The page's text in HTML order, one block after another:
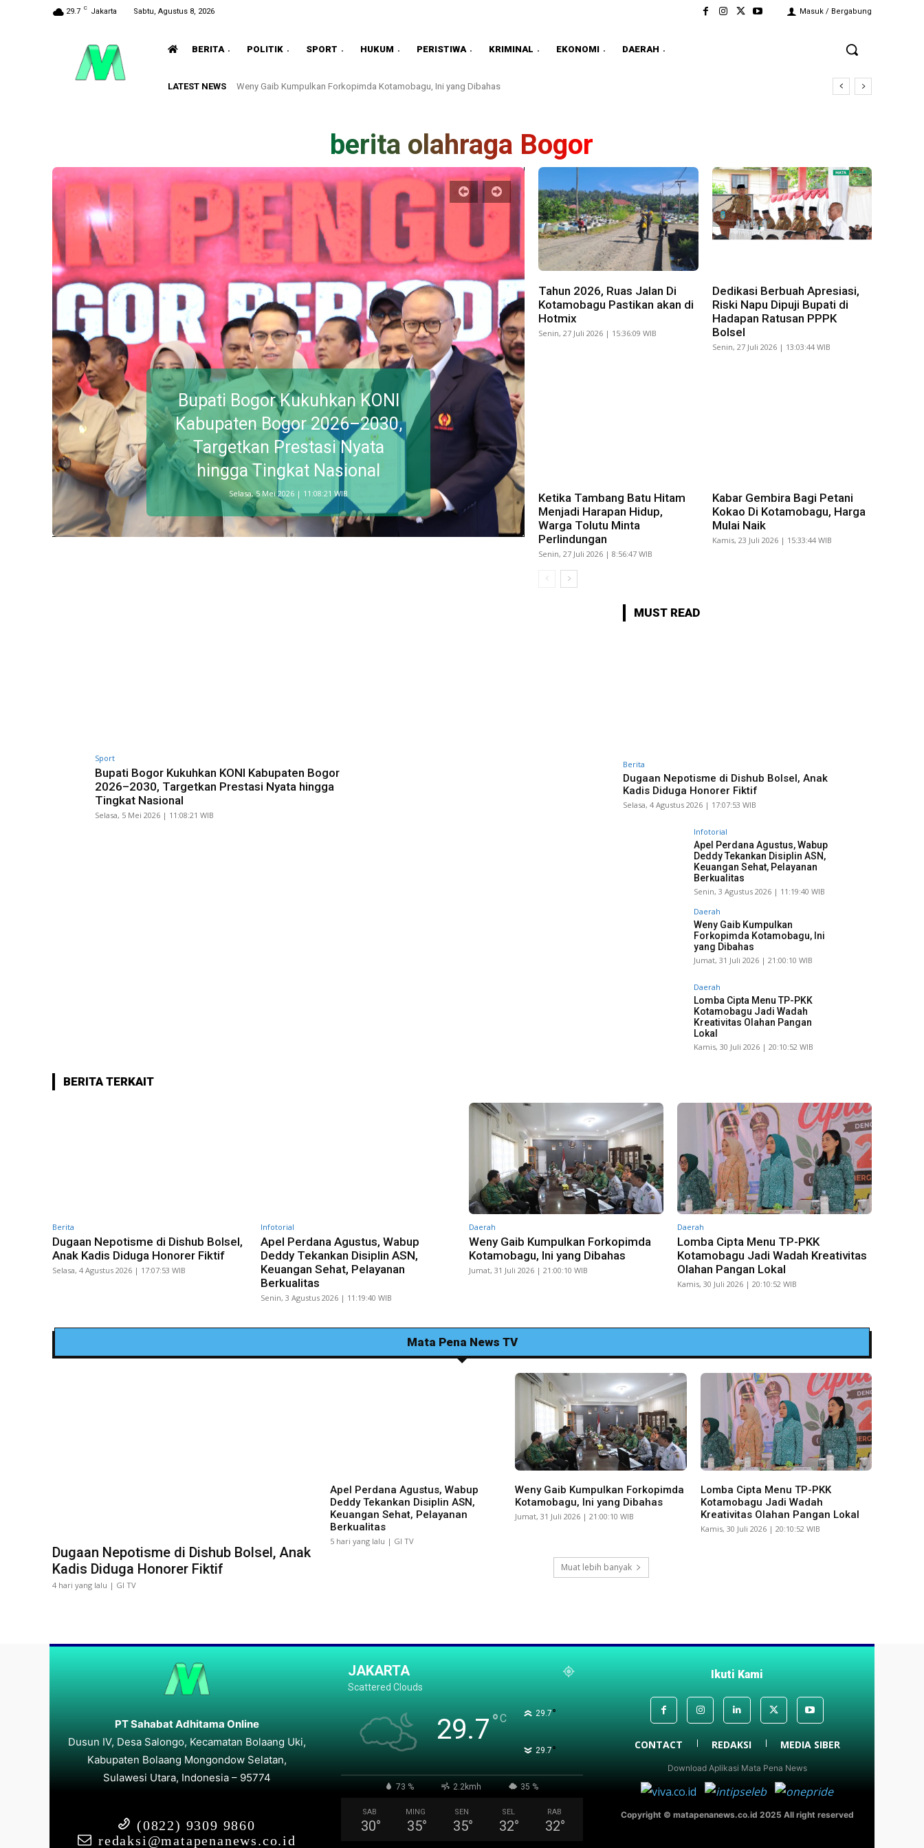
29.7 C Jakarta Sabtu, Agustus 8, 2026 Masuk / Bergabung
BERITA POLITIK SPORT HUKUM PERISTIWA KRIMINAL EKONOMI DAERAH
LATEST NEWS Weny Gaib Kumpulkan Forkopimda Kotamobagu, Ini yang Dibahas
berita olahraga Bogor
Bupati Bogor Kukuhkan KONI
Kabupaten Bogor 2026–2030,
Targetkan Prestasi Nyata
hingga Tingkat Nasional
Selasa, 5 Mei 2026 | 11:08:21 WIB
Tahun 2026, Ruas Jalan Di
Kotamobagu Pastikan akan di
Hotmix
Senin, 27 Juli 2026 | 15:36:09 WIB
Dedikasi Berbuah Apresiasi,
Riski Napu Dipuji Bupati di
Hadapan Ratusan PPPK
Bolsel
Senin, 27 Juli 2026 | 13:03:44 WIB
Ketika Tambang Batu Hitam
Menjadi Harapan Hidup,
Warga Tolutu Minta
Perlindungan
Senin, 27 Juli 2026 | 8:56:47 WIB
Kabar Gembira Bagi Petani
Kokao Di Kotamobagu, Harga
Mulai Naik
Kamis, 23 Juli 2026 | 15:33:44 WIB
Sport
Bupati Bogor Kukuhkan KONI Kabupaten Bogor
2026–2030, Targetkan Prestasi Nyata hingga
Tingkat Nasional
Selasa, 5 Mei 2026 | 11:08:21 WIB
MUST READ
Berita
Dugaan Nepotisme di Dishub Bolsel, Anak
Kadis Diduga Honorer Fiktif
Selasa, 4 Agustus 2026 | 17:07:53 WIB
Infotorial
Apel Perdana Agustus, Wabup
Deddy Tekankan Disiplin ASN,
Keuangan Sehat, Pelayanan
Berkualitas
Senin, 3 Agustus 2026 | 11:19:40 WIB
Daerah
Weny Gaib Kumpulkan
Forkopimda Kotamobagu, Ini
yang Dibahas
Jumat, 31 Juli 2026 | 21:00:10 WIB
Daerah
Lomba Cipta Menu TP-PKK
Kotamobagu Jadi Wadah
Kreativitas Olahan Pangan
Lokal
Kamis, 30 Juli 2026 | 20:10:52 WIB
BERITA TERKAIT
Berita
Dugaan Nepotisme di Dishub Bolsel,
Anak Kadis Diduga Honorer Fiktif
Selasa, 4 Agustus 2026 | 17:07:53 WIB
Infotorial
Apel Perdana Agustus, Wabup
Deddy Tekankan Disiplin ASN,
Keuangan Sehat, Pelayanan
Berkualitas
Senin, 3 Agustus 2026 | 11:19:40 WIB
Daerah
Weny Gaib Kumpulkan Forkopimda
Kotamobagu, Ini yang Dibahas
Jumat, 31 Juli 2026 | 21:00:10 WIB
Daerah
Lomba Cipta Menu TP-PKK
Kotamobagu Jadi Wadah Kreativitas
Olahan Pangan Lokal
Kamis, 30 Juli 2026 | 20:10:52 WIB
Mata Pena News TV
Dugaan Nepotisme di Dishub Bolsel, Anak
Kadis Diduga Honorer Fiktif
4 hari yang lalu | GI TV
Apel Perdana Agustus, Wabup
Deddy Tekankan Disiplin ASN,
Keuangan Sehat, Pelayanan
Berkualitas
5 hari yang lalu | GI TV
Weny Gaib Kumpulkan Forkopimda
Kotamobagu, Ini yang Dibahas
Jumat, 31 Juli 2026 | 21:00:10 WIB
Lomba Cipta Menu TP-PKK
Kotamobagu Jadi Wadah
Kreativitas Olahan Pangan Lokal
Kamis, 30 Juli 2026 | 20:10:52 WIB
Muat lebih banyak
PT Sahabat Adhitama Online
Dusun IV, Desa Salongo, Kecamatan Bolaang Uki,
Kabupaten Bolaang Mongondow Selatan,
Sulawesi Utara, Indonesia – 95774
(0822) 9309 9860
redaksi@matapenanews.co.id
JAKARTA
Scattered Clouds
29.7°C 29.7°
29.7°
73 % 2.2kmh 35 %
SAB
30°
MING
35°
SEN
35°
SEL
32°
RAB
32°
Ikuti Kami
CONTACT REDAKSI MEDIA SIBER
Download Aplikasi Mata Pena News
Copyright © matapenanews.co.id 2025 All right reserved